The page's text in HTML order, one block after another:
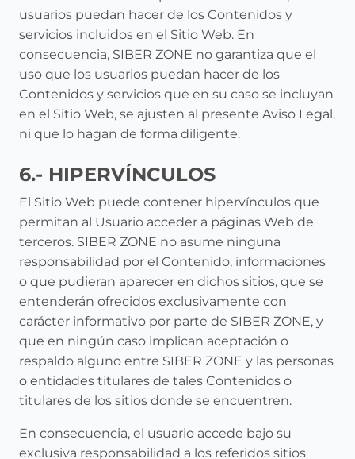
usuarios puedan hacer de los Contenidos y
servicios incluidos en el Sitio Web. En
consecuencia, SIBER ZONE no garantiza que el
uso que los usuarios puedan hacer de los
Contenidos y servicios que en su caso se incluyan
en el Sitio Web, se ajusten al presente Aviso Legal,
ni que lo hagan de forma diligente.
6.- HIPERVÍNCULOS
El Sitio Web puede contener hipervínculos que
permitan al Usuario acceder a páginas Web de
terceros. SIBER ZONE no asume ninguna
responsabilidad por el Contenido, informaciones
o que pudieran aparecer en dichos sitios, que se
entenderán ofrecidos exclusivamente con
carácter informativo por parte de SIBER ZONE, y
que en ningún caso implican aceptación o
respaldo alguno entre SIBER ZONE y las personas
o entidades titulares de tales Contenidos o
titulares de los sitios donde se encuentren.
En consecuencia, el usuario accede bajo su
exclusiva responsabilidad a los referidos sitios